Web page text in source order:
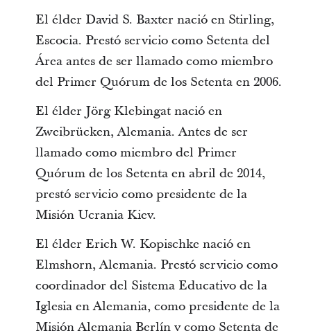
El élder David S. Baxter nació en Stirling,
Escocia. Prestó servicio como Setenta del
Área antes de ser llamado como miembro
del Primer Quórum de los Setenta en 2006.
El élder Jörg Klebingat nació en
Zweibrücken, Alemania. Antes de ser
llamado como miembro del Primer
Quórum de los Setenta en abril de 2014,
prestó servicio como presidente de la
Misión Ucrania Kiev.
El élder Erich W. Kopischke nació en
Elmshorn, Alemania. Prestó servicio como
coordinador del Sistema Educativo de la
Iglesia en Alemania, como presidente de la
Misión Alemania Berlín y como Setenta de